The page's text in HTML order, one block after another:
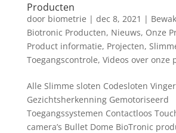
Producten
door biometrie | dec 8, 2021 |
Biotronic Producten, Nieuws, Onze
Product informatie, Projecten,
Toegangscontrole, Videos over onze
Alle Slimme sloten Codesloten
Gezichtsherkenning Gemotoriseerd
Toegangssystemen Contactloos
camera’s Bullet Dome BioTronic